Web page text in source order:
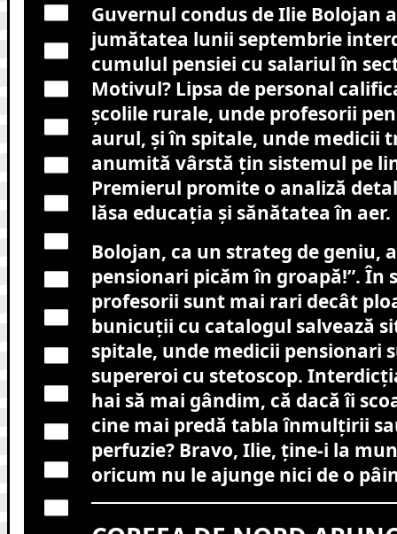
Guvernul condus de Ilie Bolojan
jumătatea lunii septembrie
cumulul pensiei cu salariul în
Motivul? Lipsa de personal
școlile rurale, unde profesorii
aurul, și în spitale, unde medicii
anumită vârstă țin sistemul pe
Premierul promite o analiză
lăsa educația și sănătatea în aer.
Bolojan, ca un strateg de geniu,
pensionari picăm în groapă!”. În
profesorii sunt mai rari decât
bunicuții cu catalogul salvează
spitale, unde medicii pensionari
supereroi cu stetoscop.
hai să mai gândim, că dacă îi
cine mai predă tabla înmulțirii
perfuzie? Bravo, Ilie, ține-i la
oricum nu le ajunge nici de o